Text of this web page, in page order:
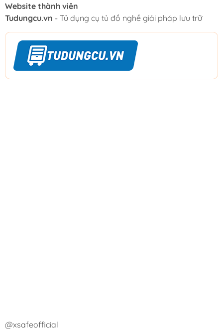
Website thành viên
Tudungcu.vn - Tủ dụng cụ tủ đồ nghề giải pháp lưu trữ
@xsafeofficial